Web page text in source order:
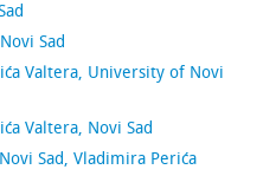
Sad
Valtera, University of Novi
Valtera, Novi Sad
Sad, Vladimira Perića